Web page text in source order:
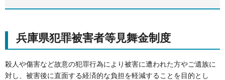
兵庫県犯罪被害者等見舞金制度
殺人や傷害など故意の犯罪行為により被害に遭われた方やご遺族に
対し、被害後に直面する経済的な負担を軽減することを目的とし